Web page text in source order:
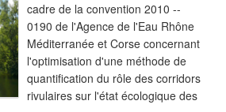
cadre de la convention 2010 --
0190 de l'Agence de l'Eau Rhône
Méditerranée et Corse concernant
l'optimisation d'une méthode de
quantification du rôle des corridors
rivulaires sur l'état écologique des